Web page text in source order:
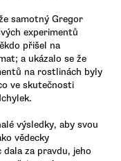
samotný Gregor
experimentů
přišel na
a ukázalo se že
na rostlinách byly
ve skutečnosti
výsledky, aby svou
vědecky
za pravdu, jeho